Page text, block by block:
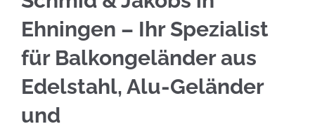
Ehningen – Ihr Spezialist
für Balkongeländer aus
Edelstahl, Alu-Geländer
und